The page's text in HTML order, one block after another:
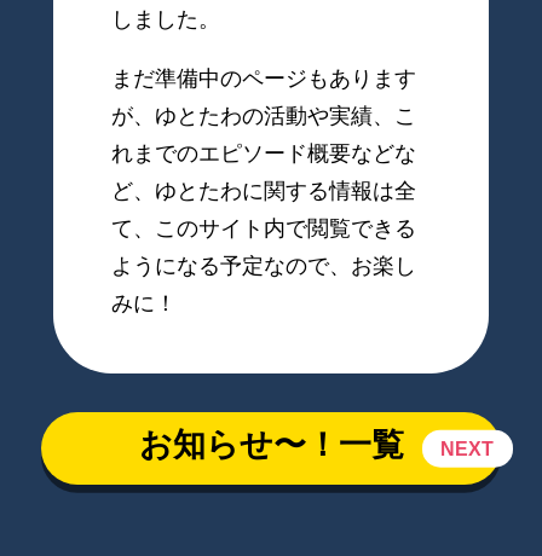
しました。
まだ準備中のページもあります
が、ゆとたわの活動や実績、こ
れまでのエピソード概要などな
ど、ゆとたわに関する情報は全
て、このサイト内で閲覧できる
ようになる予定なので、お楽し
みに！
お知らせ〜！一覧 NEXT